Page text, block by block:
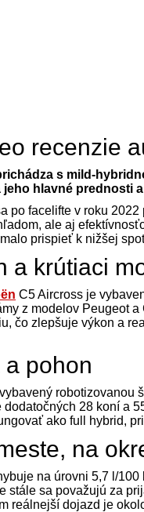
recenzie
s mild-
jeho hlavné prednosti
po facelifte v roku
ale aj
prispieť k nižšej
a krútiaci
C5 Aircross je
z modelov Peugeot
čo zlepšuje výkon a
pohon
robotizovanou
dodatočných 28 koní a
ako full hybrid,
na
na úrovni 5,7 l/
stále sa považujú za
reálnejší dojazd je